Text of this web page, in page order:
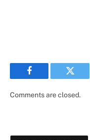
Facebook
Comments are closed.